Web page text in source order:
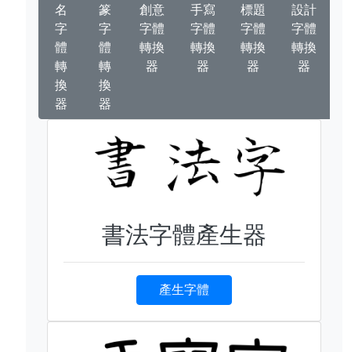
名
字
體
轉
換
器
篆
字
體
轉
換
器
創意
字體
轉換
器
手寫
字體
轉換
器
標題
字體
轉換
器
設計
字體
轉換
器
書法字體產生器
產生字體